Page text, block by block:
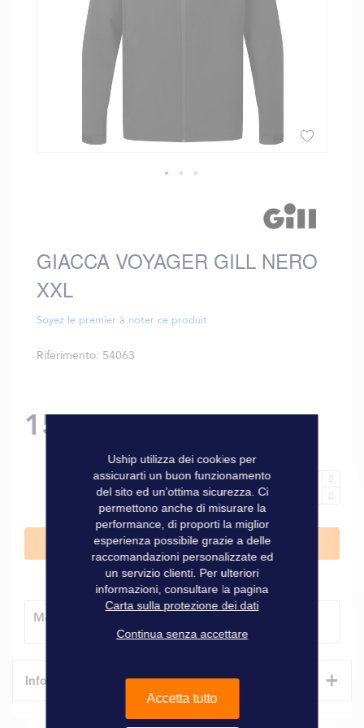
di
immagini
GIACCA VOYAGER GILL NERO
XXL
Soyez le premier à noter ce produit
Riferimento 54063
155,00 €
Aggiungi al Carrello
Modalità di consegna
Informazioni tecniche +
Uship utilizza dei cookies per
assicurarti un buon funzionamento
del sito ed un’ottima sicurezza. Ci
permettono anche di misurare la
performance, di proporti la miglior
esperienza possibile grazie a delle
raccomandazioni personalizzate ed
un servizio clienti. Per ulteriori
informazioni, consultare la pagina
Carta sulla protezione dei dati
Continua senza accettare
Accetta tutto